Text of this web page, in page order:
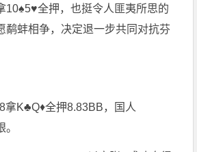
10♠5♥全押，也挺令人匪夷所思的
鹬蚌相争，决定退一步共同对抗芬
拿K♣Q♦全押8.83BB，国人